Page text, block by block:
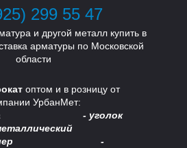
299 55 47
и другой металл купить в
арматуры по Московской
области
оптом и в розницу от
УрбанМет:
- уголок
-